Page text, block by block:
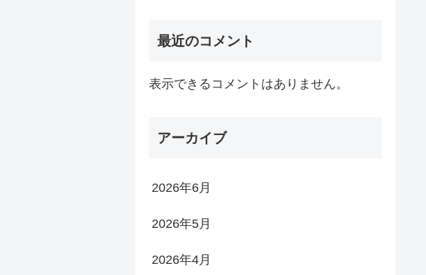
最近のコメント
表示できるコメントはありません。
アーカイブ
2026年6月
2026年5月
2026年4月